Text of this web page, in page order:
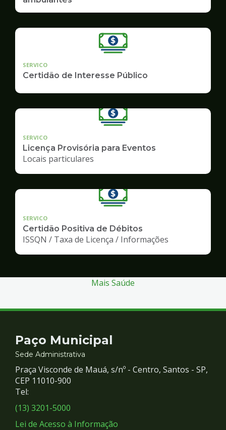
SERVICO
Certidão de Interesse Público
SERVICO
Licença Provisória para Eventos
Locais particulares
SERVICO
Certidão Positiva de Débitos
ISSQN / Taxa de Licença / Informações
Mais Saúde
Contato
e
Redes
Sociais
Paço Municipal
Sede Administrativa
Praça Visconde de Mauá, s/nº - Centro, Santos - SP,
CEP 11010-900
Tel:
(13) 3201-5000
Lei de Acesso à Informação